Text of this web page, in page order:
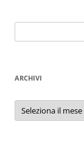
per:
ARCHIVI
Archivi